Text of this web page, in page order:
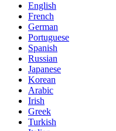
English
French
German
Portuguese
Spanish
Russian
Japanese
Korean
Arabic
Irish
Greek
Turkish